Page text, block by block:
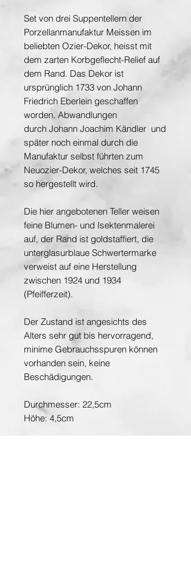
Set von drei Suppentellern der
Porzellanmanufaktur Meissen im
beliebten Ozier-Dekor, heisst mit
dem zarten Korbgeflecht-Relief auf
dem Rand. Das Dekor ist
ursprünglich 1733 von Johann
Friedrich Eberlein geschaffen
worden. Abwandlungen
durch Johann Joachim Kändler und
später noch einmal durch die
Manufaktur selbst führten zum
Neuozier-Dekor, welches seit 1745
so hergestellt wird.
Die hier angebotenen Teller weisen
feine Blumen- und Isektenmalerei
auf, der Rand ist goldstaffiert, die
unterglasurblaue Schwertermarke
verweist auf eine Herstellung
zwischen 1924 und 1934
(Pfeifferzeit).
Der Zustand ist angesichts des
Alters sehr gut bis hervorragend,
minime Gebrauchsspuren können
vorhanden sein, keine
Beschädigungen.
Durchmesser: 22,5cm
Höhe: 4,5cm